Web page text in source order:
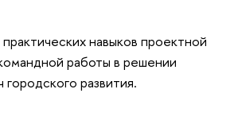
навыков проектной
работы в решении
городского развития.